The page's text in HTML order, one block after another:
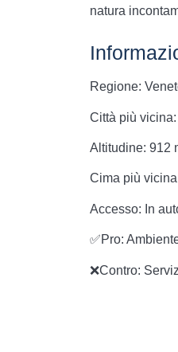
natura
Regione:
Città più
Altitudine: 912
Cima più
Accesso: In
✅Pro:
❌Contro: